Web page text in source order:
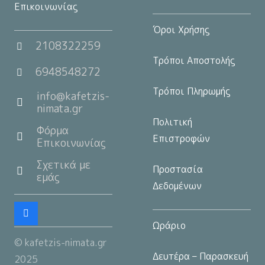
Επικοινωνίας
2108322259
6948548272
info@kafetzis-
nimata.gr
Φόρμα
Επικοινωνίας
Σχετικά με
εμάς
© kafetzis-nimata.gr
2025
Όροι Χρήσης
Τρόποι Αποστολής
Τρόποι Πληρωμής
Πολιτική
Επιστροφών
Προστασία
Δεδομένων
Ωράριο
Δευτέρα – Παρασκευή